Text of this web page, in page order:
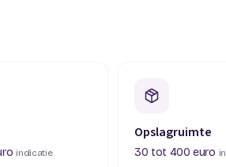
indicatie
Opslagruimte
30 tot 400 euro